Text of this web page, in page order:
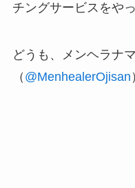
チングサービスをや
どうも、メンヘラナ
（ @MenhealerOjisan